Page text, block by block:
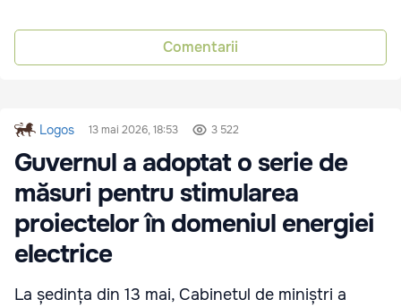
Comentarii
Logos 13 mai 2026, 18:53 3 522
Guvernul a adoptat o serie de
măsuri pentru stimularea
proiectelor în domeniul energiei
electrice
La ședința din 13 mai, Cabinetul de miniștri a